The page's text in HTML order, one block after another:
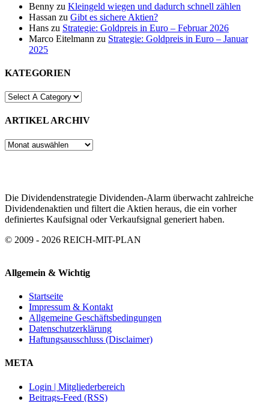
Benny zu Kleingeld wiegen und dadurch schnell zählen
Hassan zu Gibt es sichere Aktien?
Hans zu Strategie: Goldpreis in Euro – Februar 2026
Marco Eitelmann zu Strategie: Goldpreis in Euro – Januar
2025
KATEGORIEN
ARTIKEL ARCHIV
ARTIKEL
Die Dividendenstrategie Dividenden-Alarm überwacht zahlreiche
Dividendenaktien und filtert die Aktien heraus, die ein vorher
definiertes Kaufsignal oder Verkaufsignal generiert haben.
© 2009 - 2026 REICH-MIT-PLAN
Allgemein & Wichtig
Startseite
Impressum & Kontakt
Allgemeine Geschäftsbedingungen
Datenschutzerklärung
Haftungsausschluss (Disclaimer)
META
Login | Mitgliederbereich
Beitrags-Feed (RSS)